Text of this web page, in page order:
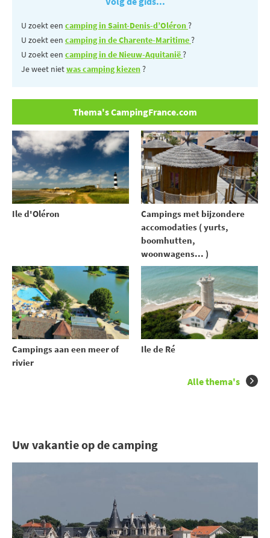
U zoekt een camping in Saint-Denis-d’Oléron?
U zoekt een camping in de Charente-Maritime?
U zoekt een camping in de Nieuw-Aquitanië?
Je weet nietwas camping kiezen?
Thema's CampingFrance.com
Ile d'Oléron
Campings met bijzondere
accomodaties ( yurts,
boomhutten,
woonwagens... )
Campings aan een meer of
rivier
Ile de Ré
Alle thema's
Uw vakantie op de camping